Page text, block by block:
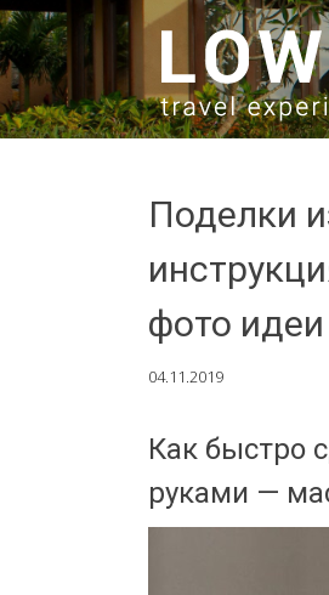
SKIP TO
Поделки
фото идеи
04.11.2019
Как быстро
руками —